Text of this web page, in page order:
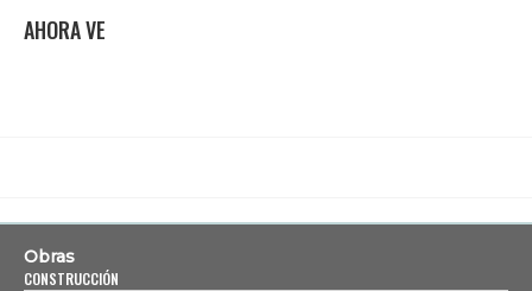
AHORA VE
Obras
CONSTRUCCIÓN